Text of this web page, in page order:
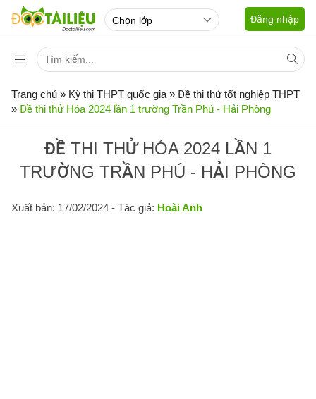
Đăng nhập
Trang chủ » Kỳ thi THPT quốc gia » Đề thi thử tốt nghiệp THPT
» Đề thi thử Hóa 2024 lần 1 trường Trần Phú - Hải Phòng
ĐỀ THI THỬ HÓA 2024 LẦN 1
TRƯỜNG TRẦN PHÚ - HẢI PHÒNG
Xuất bản: 17/02/2024 - Tác giả: Hoài Anh